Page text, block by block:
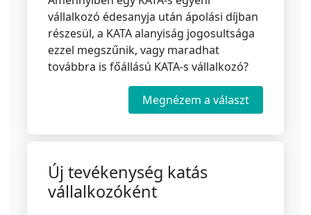
vállalkozó édesanyja után ápolási díjban
részesül, a KATA alanyiság jogosultsága
ezzel megszűnik, vagy maradhat
továbbra is főállású KATA-s vállalkozó?
Megnézem a választ
Új tevékenység katás
vállalkozóként